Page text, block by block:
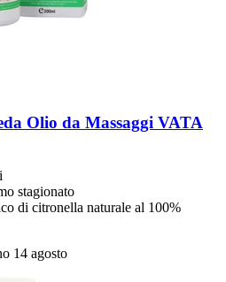
Olio da Massaggi VATA
stagionato
di citronella naturale al 100%
14 agosto